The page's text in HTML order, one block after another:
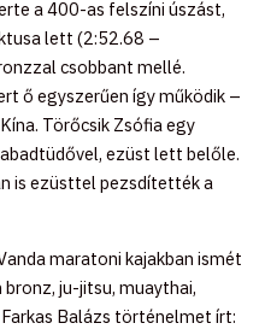
a 400-as felszíni úszást,
lett (2:52.68 –
csobbant mellé.
ő egyszerűen így működik –
Törőcsik Zsófia egy
ezüst lett belőle.
is ezüsttel pezsdítették a
maratoni kajakban ismét
ju-jitsu, muaythai,
Balázs történelmet írt: